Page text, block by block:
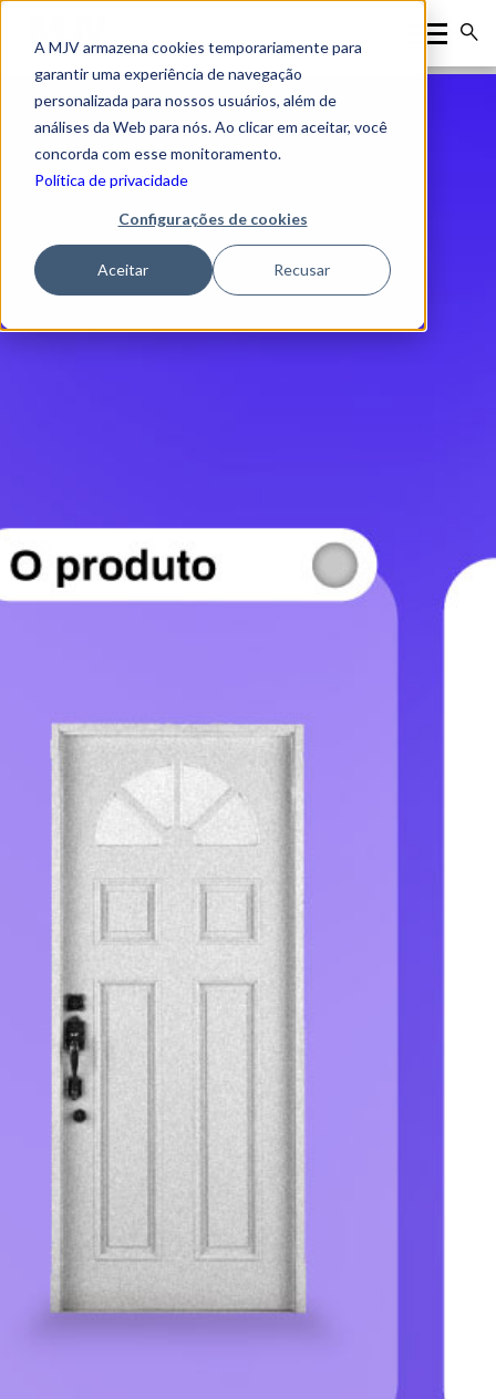
A MJV armazena cookies temporariamente para
garantir uma experiência de navegação
personalizada para nossos usuários, além de
análises da Web para nós. Ao clicar em aceitar, você
concorda com esse monitoramento.
Política de privacidade
Configurações de cookies
Aceitar Recusar